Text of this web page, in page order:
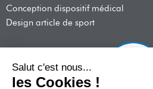
Conception dispositif médical
Design article de sport
Salut c'est nous...
les Cookies !